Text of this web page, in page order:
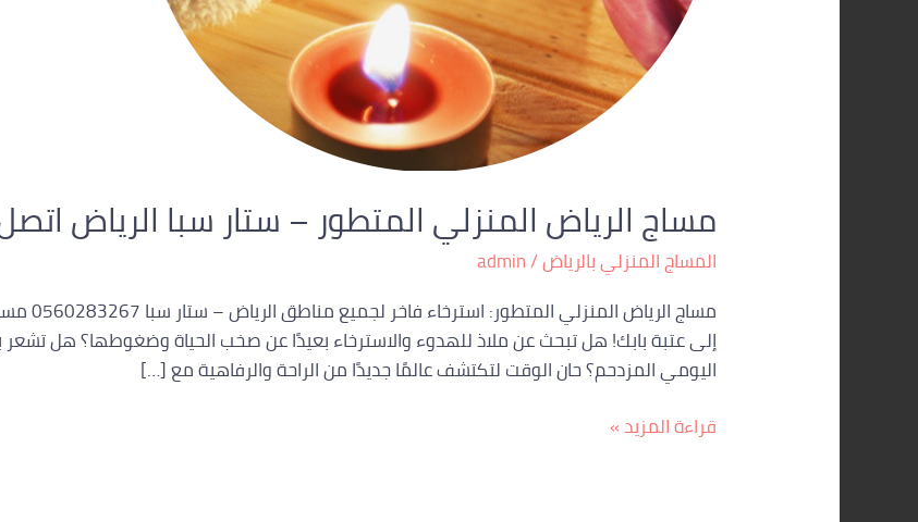
مساج الرياض المنزلي المتطور – ستار سبا الرياض اتصل بنا
المساج المنزلي بالرياض/
admin
مساج
إلى عتبة بابك! هل تبحث عن ملاذ للهدوء والاسترخاء بعيدًا عن صخب الحياة وضغوطها؟ هل تشعر
اليومي المزدحم؟ حان الوقت لتكتشف عالمًا جديدًا من الراحة والرفاهية مع […]
قراءة المزيد »